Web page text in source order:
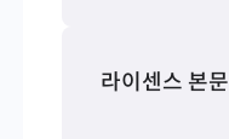
라이센스 본문